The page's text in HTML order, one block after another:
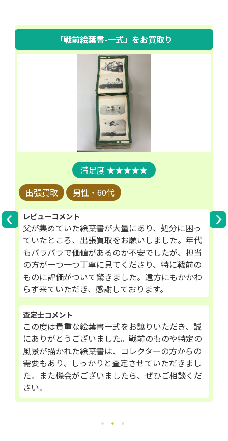
「戦前絵葉書-一式」 をお買取り
★★★★★
出張買取
男性・60代
レビューコメント
父が集めていた絵葉書が大量にあり、処分に困っ
ていたところ、出張買取をお願いしました。年代
もバラバラで価値があるのか不安でしたが、担当
の方が一つ一つ丁寧に見てくださり、特に戦前の
ものに評価がついて驚きました。遠方にもかかわ
らず来ていただき、感謝しております。
査定士コメント
この度は貴重な絵葉書一式をお譲りいただき、誠
にありがとうございました。戦前のものや特定の
風景が描かれた絵葉書は、コレクターの方からの
需要もあり、しっかりと査定させていただきまし
た。また機会がございましたら、ぜひご相談くだ
さい。